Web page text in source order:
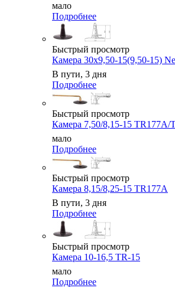
мало
Подробнее
Быстрый просмотр
Камера 30x9,50-15(9,50-15)
В пути, 3 дня
Подробнее
Быстрый просмотр
Камера 7,50/8,15-15 TR177A/
мало
Подробнее
Быстрый просмотр
Камера 8,15/8,25-15 TR177A
В пути, 3 дня
Подробнее
Быстрый просмотр
Камера 10-16,5 TR-15
мало
Подробнее